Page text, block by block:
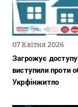
07 Квітня 2026
Загрожує
виступили проти
Укрфінжитло